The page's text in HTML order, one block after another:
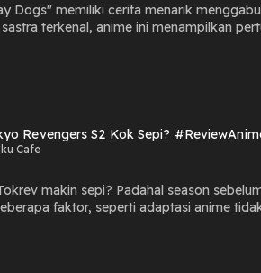
Dogs" memiliki cerita menarik
terkenal, anime ini menampilkan
plot twist yang tak terduga, coba deh
Revengers S2 Kok Sepi?
Cafe
makin sepi? Padahal season
faktor, seperti adaptasi anime
yang minim, terlebih akses-akses